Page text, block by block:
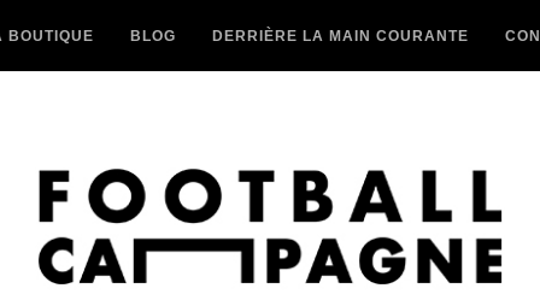
BOUTIQUE BLOG DERRIÈRE LA MAIN COURANTE